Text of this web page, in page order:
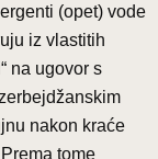
(opet) vode
iz vlastitih
na ugovor s
nakon kraće
tome